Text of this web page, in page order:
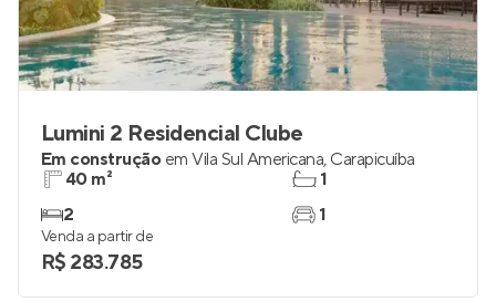
Lumini 2 Residencial Clube
Em construção em Vila Sul Americana, Carapicuíba
40 m²
2
1
1
Venda a partir de
R$ 283.785